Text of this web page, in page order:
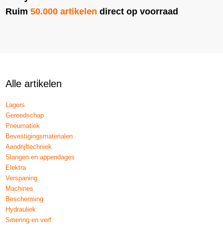
Ruim50.000 artikelen direct op voorraad
Alle artikelen
Lagers
Gereedschap
Pneumatiek
Bevestigingsmaterialen
Aandrijftechniek
Slangen en appendages
Elektra
Verspaning
Machines
Bescherming
Hydrauliek
Smering en verf